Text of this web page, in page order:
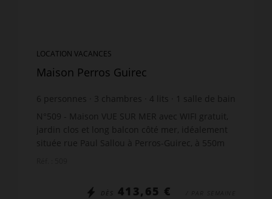
LOCATION VACANCES
Maison Perros Guirec
6 personnes 3 chambres 4 lits
salle de bain
wi-fi
N°509 - Maison VUE SUR MER avec WIFI gratuit,
jardin clos et long balcon côté mer, idéalement
située rue Paul Sallou à Perros-Guirec, à 550m
DÈS 413,65 € / PAR SEMAINE